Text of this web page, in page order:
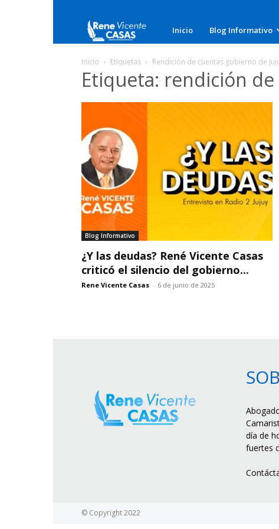
Rene
Vicente
Casas
Inicio Blog Informativo
Inicio Etiquetas Rendición de cuentas gobierno de
Etiqueta: rendición
Blog Informativo
¿Y las deudas? René Vicente Casas
criticó el silencio del gobierno...
Rene Vicente Casas - 6 de junio de 2025
día de
fuertes
© Copyright 2022